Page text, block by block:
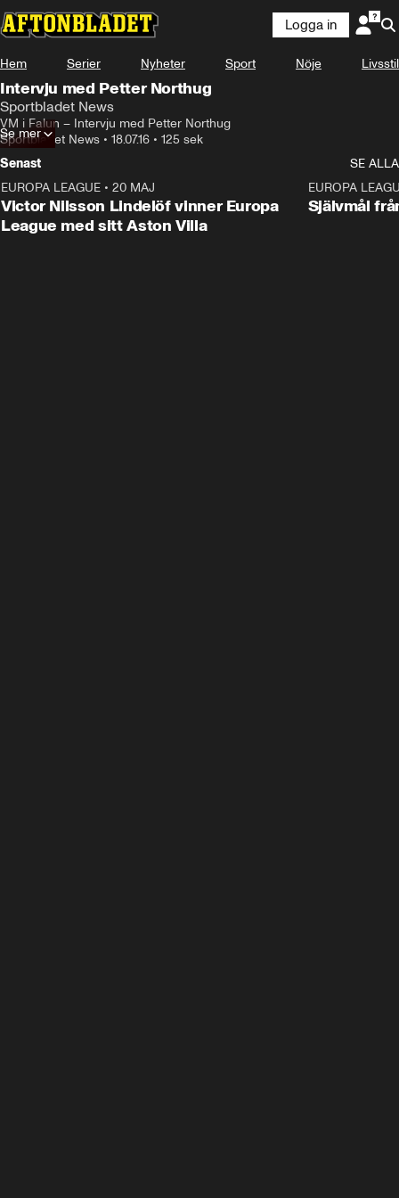
Logga in
Hem Serier Nyheter Sport Nöje Livsstil
Intervju med Petter Northug
Sportbladet News
VM i Falun – Intervju med Petter Northug
Sportbladet News • 18.07.16 • 125 sek
Se mer
Senast
SE ALLA
EUROPA LEAGUE • 20 MAJ
Victor Nilsson Lindelöf vinner Europa
League med sitt Aston Villa
EUROPA
Självmål